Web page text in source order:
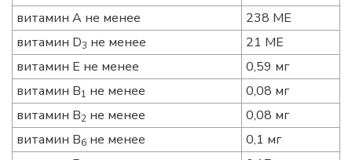
витамин А не менее
238 МЕ
витамин D3 не менее
21 МЕ
витамин Е не менее
0,59 мг
витамин B1 не менее
0,08 мг
витамин B2 не менее
0,08 мг
витамин B6не менее
0,1 мг